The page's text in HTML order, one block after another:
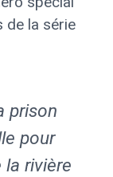
de la série
prison
pour
rivière